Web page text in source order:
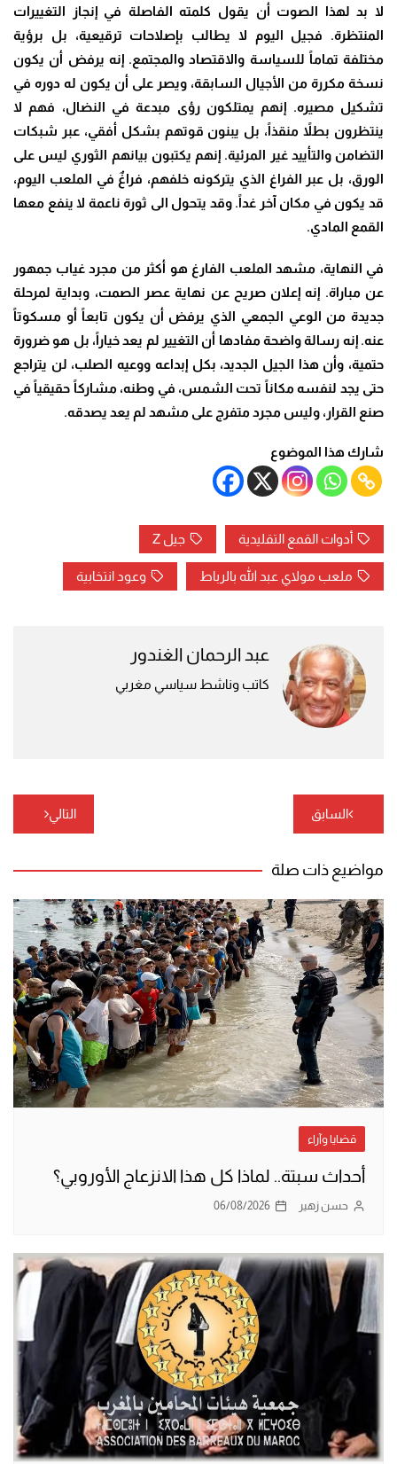
لا بد لهذا الصوت أن يقول كلمته الفاصلة في إنجاز التغييرات
المنتظرة. فجيل اليوم لا يطالب بإصلاحات ترقيعية، بل برؤية
مختلفة تماماً للسياسة والاقتصاد والمجتمع. إنه يرفض أن يكون
نسخة مكررة من الأجيال السابقة، ويصر على أن يكون له دوره في
تشكيل مصيره. إنهم يمتلكون رؤى مبدعة في النضال، فهم لا
ينتظرون بطلاً منقذاً، بل يبنون قوتهم بشكل أفقي، عبر شبكات
التضامن والتأييد غير المرئية. إنهم يكتبون بيانهم الثوري ليس على
الورق، بل عبر الفراغ الذي يتركونه خلفهم، فراغٌ في الملعب اليوم،
قد يكون في مكان آخر غداً. وقد يتحول الى ثورة ناعمة لا ينفع معها
القمع المادي.
في النهاية، مشهد الملعب الفارغ هو أكثر من مجرد غياب جمهور
عن مباراة. إنه إعلان صريح عن نهاية عصر الصمت، وبداية لمرحلة
جديدة من الوعي الجمعي الذي يرفض أن يكون تابعاً أو مسكوتاً
عنه. إنه رسالة واضحة مفادها أن التغيير لم يعد خياراً، بل هو ضرورة
حتمية، وأن هذا الجيل الجديد، بكل إبداعه ووعيه الصلب، لن يتراجع
حتى يجد لنفسه مكاناً تحت الشمس، في وطنه، مشاركاً حقيقياً في
صنع القرار، وليس مجرد متفرج على مشهد لم يعد يصدقه.
شارك هذا الموضوع
أدوات القمع التقليدية جيل Z
ملعب مولاي عبد الله بالرباط وعود انتخابية
عبد الرحمان الغندور
كاتب وناشط سياسي مغربي
تصفّح
المقالات
السابق التالي
مواضيع ذات صلة
قضايا وآراء
أحداث سبتة.. لماذا كل هذا الانزعاج الأوروبي؟
حسن زهير 06/08/2026